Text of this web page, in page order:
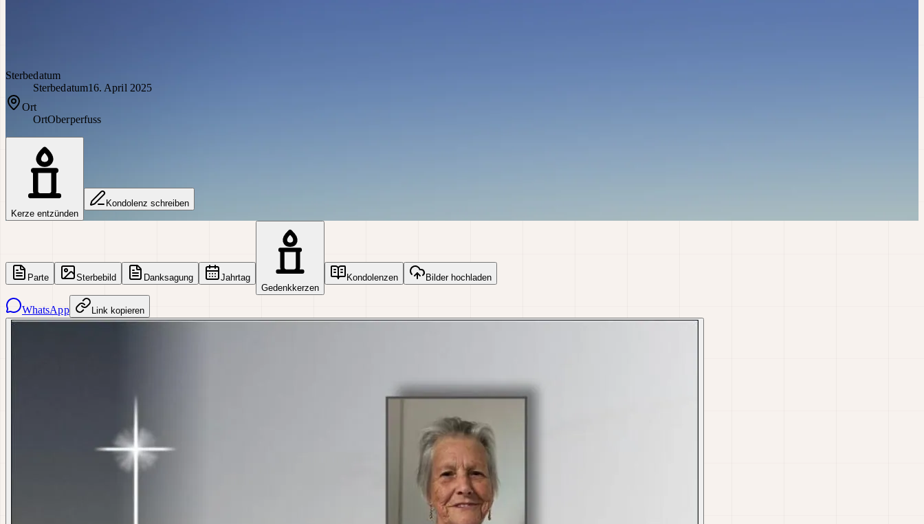
Sterbedatum
Sterbedatum16. April 2025
Ort
OrtOberperfuss
Kerze entzünden
Kondolenz schreiben
Parte Sterbebild Danksagung
Jahrtag
Gedenkkerzen
Kondolenzen Bilder hochladen
WhatsApp Link kopieren